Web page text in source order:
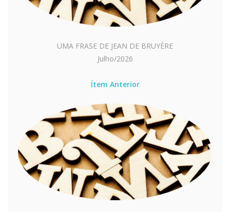
UMA FRASE DE JEAN DE BRUYÈRE
Julho/2026
Ítem Anterior